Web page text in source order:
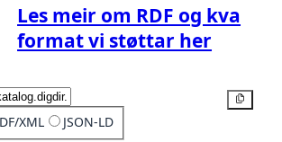
Les meir om RDF og kva
format vi støttar her
XML JSON-LD